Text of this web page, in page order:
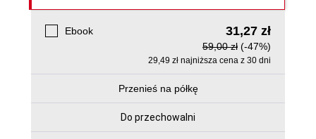
Ebook 31,27 zł
59,00 zł (-47%)
29,49 zł najniższa cena z 30 dni
Przenieś na półkę
Do przechowalni